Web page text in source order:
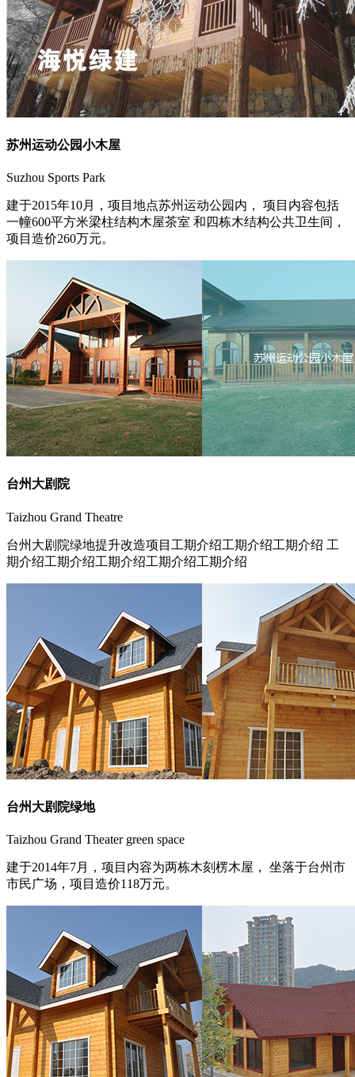
苏州运动公园小木屋
Suzhou Sports Park
建于2015年10月，项目地点苏州运动公园内， 项目内容包括
一幢600平方米梁柱结构木屋茶室 和四栋木结构公共卫生间，
项目造价260万元。
台州大剧院
Taizhou Grand Theatre
台州大剧院绿地提升改造项目工期介绍工期介绍工期介绍 工
期介绍工期介绍工期介绍工期介绍工期介绍
台州大剧院绿地
Taizhou Grand Theater green space
建于2014年7月，项目内容为两栋木刻楞木屋， 坐落于台州市
市民广场，项目造价118万元。